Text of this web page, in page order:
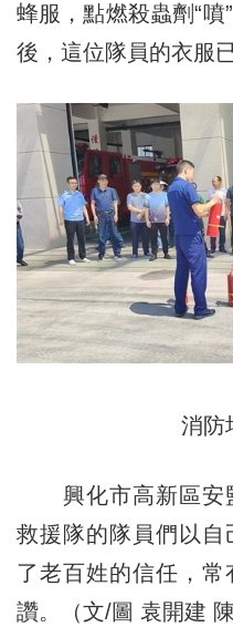
蜂服，點燃殺蟲劑“
後，這位隊員的衣服
消防
興化市高新區安
救援隊的隊員們以
了老百姓的信任，
讚。（文/圖 袁開建 陳